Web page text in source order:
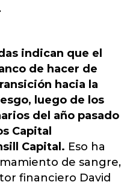
indican que el
de hacer de
hacia la
luego de los
del año pasado
Capital
Capital. Eso ha
de sangre,
financiero David